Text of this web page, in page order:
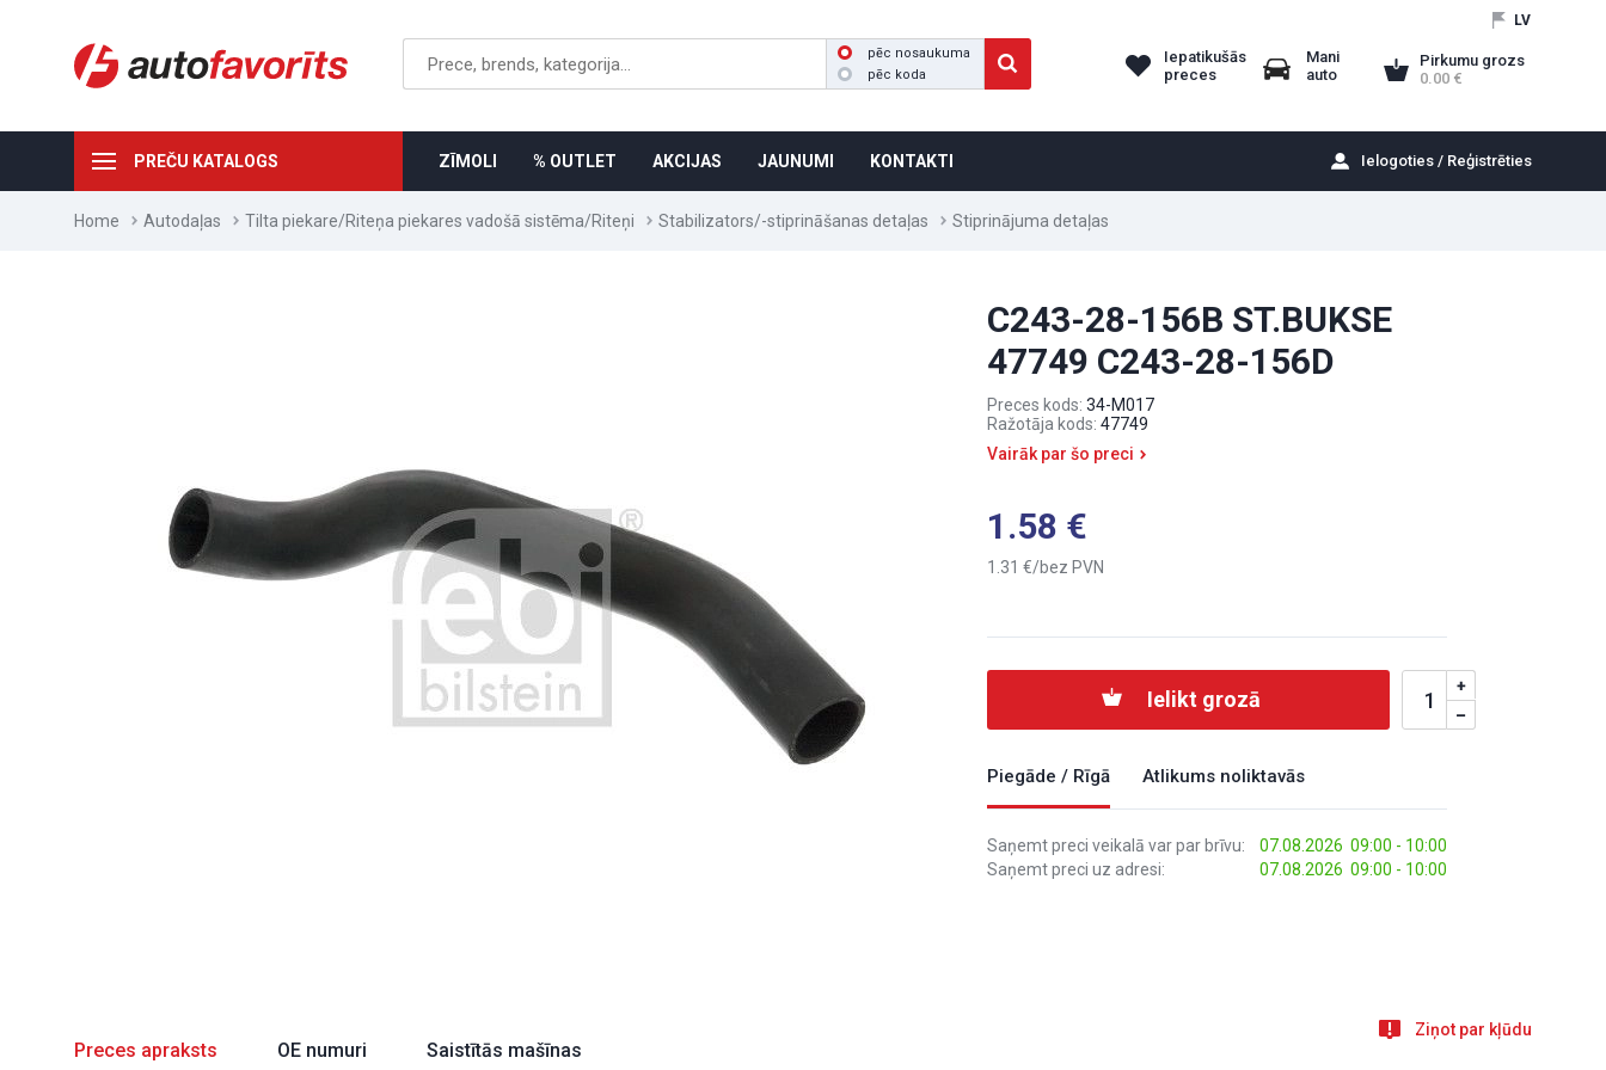
LV
Iepatikušās
preces
Mani
auto
Pirkumu grozs
0.00
pēc nosaukuma
pēc koda
Ielogoties / Reģistrēties
PREČU KATALOGS ZĪMOLI % OUTLET AKCIJAS JAUNUMI KONTAKTI
Home Autodaļas Tilta piekare/Riteņa piekares vadošā sistēma/Riteņi Stabilizators/-stiprināšanas detaļas Stiprinājuma detaļas
C243-28-156B ST.BUKSE
47749 C243-28-156D
Preces kods: 34-M017
Ražotāja kods: 47749
Vairāk par šo preci
1.58
1.31 bez PVN
Ielikt grozā
Piegāde / Rīgā Atlikums noliktavās
Saņemt preci veikalā var par brīvu:
07.08.2026 09:00 - 10:00
Saņemt preci uz adresi:
07.08.2026 09:00 - 10:00
Ziņot par kļūdu
Preces apraksts OE numuri Saistītās mašīnas